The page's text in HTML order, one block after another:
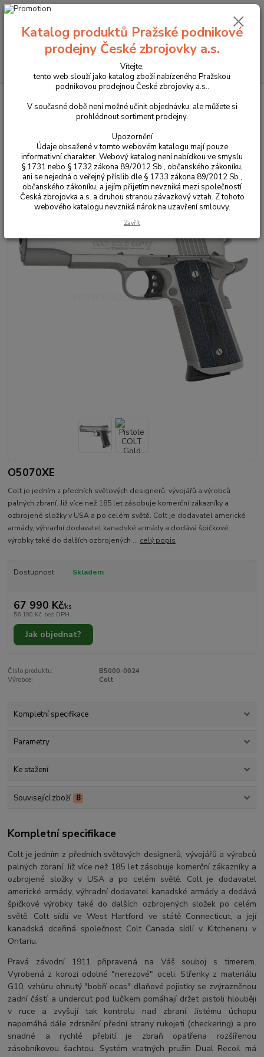
Menu
+420 225 375 800
Trophy Stainless 5" ráže .45 ACP
Pistole COLT Gold Cup Trophy
Stainless 5" ráže .45 ACP
O5070XE
Colt je jedním z předních světových designerů, vývojářů a výrobců
palných zbraní. Již více než 185 let zásobuje komerční zákazníky a
ozbrojené složky v USA a po celém světě. Colt je dodavatel americké
armády, výhradní dodavatel kanadské armády a dodává špičkové
výrobky také do dalších ozbrojených ... celý popis
Dostupnost Skladem
67 990 Kč/ks
56 190 Kč bez DPH
Jak objednat?
Číslo produktu:
B5000-0024
Výrobce:
Colt
Kompletní specifikace
Parametry
Ke stažení
Související zboží 8
Kompletní specifikace
Colt je jedním z předních světových designerů, vývojářů a výrobců
palných zbraní. Již více než 185 let zásobuje komerční zákazníky a
ozbrojené složky v USA a po celém světě. Colt je dodavatel
americké armády, výhradní dodavatel kanadské armády a dodává
špičkové výrobky také do dalších ozbrojených složek po celém
světě. Colt sídlí ve West Hartford ve státě Connecticut, a její
kanadská dceřiná společnost Colt Canada sídlí v Kitcheneru v
Ontariu.
Pravá závodní 1911 připravená na Váš souboj s timerem.
Vyrobená z korozi odolné "nerezové" oceli. Střenky z materiálu
G10, vzhůru ohnutý "bobří ocas" dlaňové pojistky se zvýrazněnou
zadní částí a undercut pod lučíkem pomáhají držet pistoli hlouběji
v ruce a zvyšují tak kontrolu nad zbraní. Jistému úchopu
napomáhá dále zdrsnění přední strany rukojeti (checkering) a pro
snadné a rychlé přebití je zbraň opatřena rozšířenou
zásobníkovou šachtou. Systém vratných pružin Dual Recoil má
Katalog produktů Pražské podnikové
prodejny České zbrojovky a.s.
Vítejte,
tento web slouží jako katalog zboží nabízeného Pražskou
podnikovou prodejnou České zbrojovky a.s..
V současné době není možné učinit objednávku, ale můžete si
prohlédnout sortiment prodejny.
Upozornění
Údaje obsažené v tomto webovém katalogu mají pouze
informativní charakter. Webový katalog není nabídkou ve smyslu
§ 1731 nebo § 1732 zákona 89/2012 Sb., občanského zákoníku,
ani se nejedná o veřejný příslib dle § 1733 zákona 89/2012 Sb.,
občanského zákoníku, a jejím přijetím nevzniká mezi společností
Česká zbrojovka a.s. a druhou stranou závazkový vztah. Z tohoto
webového katalogu nevzniká nárok na uzavření smlouvy.
Zavřít